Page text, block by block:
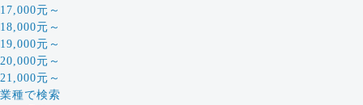
17,000元～
18,000元～
19,000元～
20,000元～
21,000元～
業種で検索